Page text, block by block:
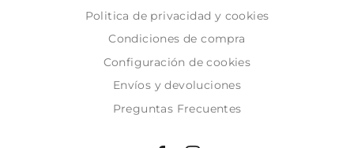
Politica de privacidad y cookies
Condiciones de compra
Configuración de cookies
Envíos y devoluciones
Preguntas Frecuentes